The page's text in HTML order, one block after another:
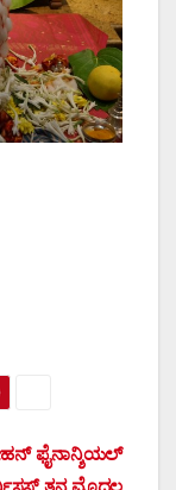
ಫೈನಾನ್ಶಿಯಲ್